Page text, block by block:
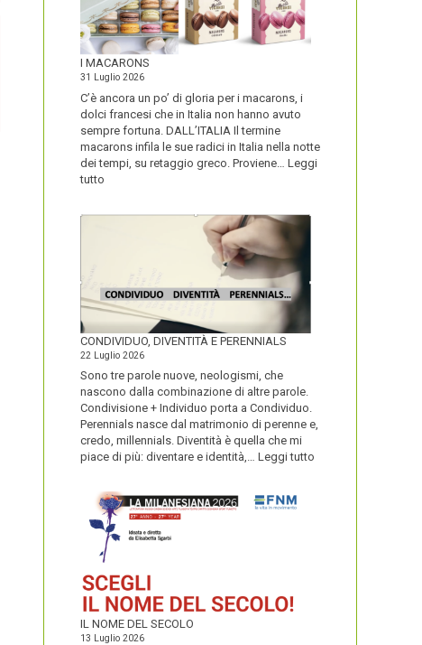
I MACARONS
31 Luglio 2026
C’è ancora un po’ di gloria per i macarons, i
dolci francesi che in Italia non hanno avuto
sempre fortuna. DALL’ITALIA Il termine
macarons infila le sue radici in Italia nella notte
dei tempi, su retaggio greco. Proviene… Leggi
tutto
CONDIVIDUO, DIVENTITÀ E PERENNIALS
22 Luglio 2026
Sono tre parole nuove, neologismi, che
nascono dalla combinazione di altre parole.
Condivisione + Individuo porta a Condividuo.
Perennials nasce dal matrimonio di perenne e,
credo, millennials. Diventità è quella che mi
piace di più: diventare e identità,… Leggi tutto
IL NOME DEL SECOLO
13 Luglio 2026